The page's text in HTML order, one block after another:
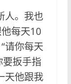
人。我也
每天10
请你每天
扳手指
天他跟我